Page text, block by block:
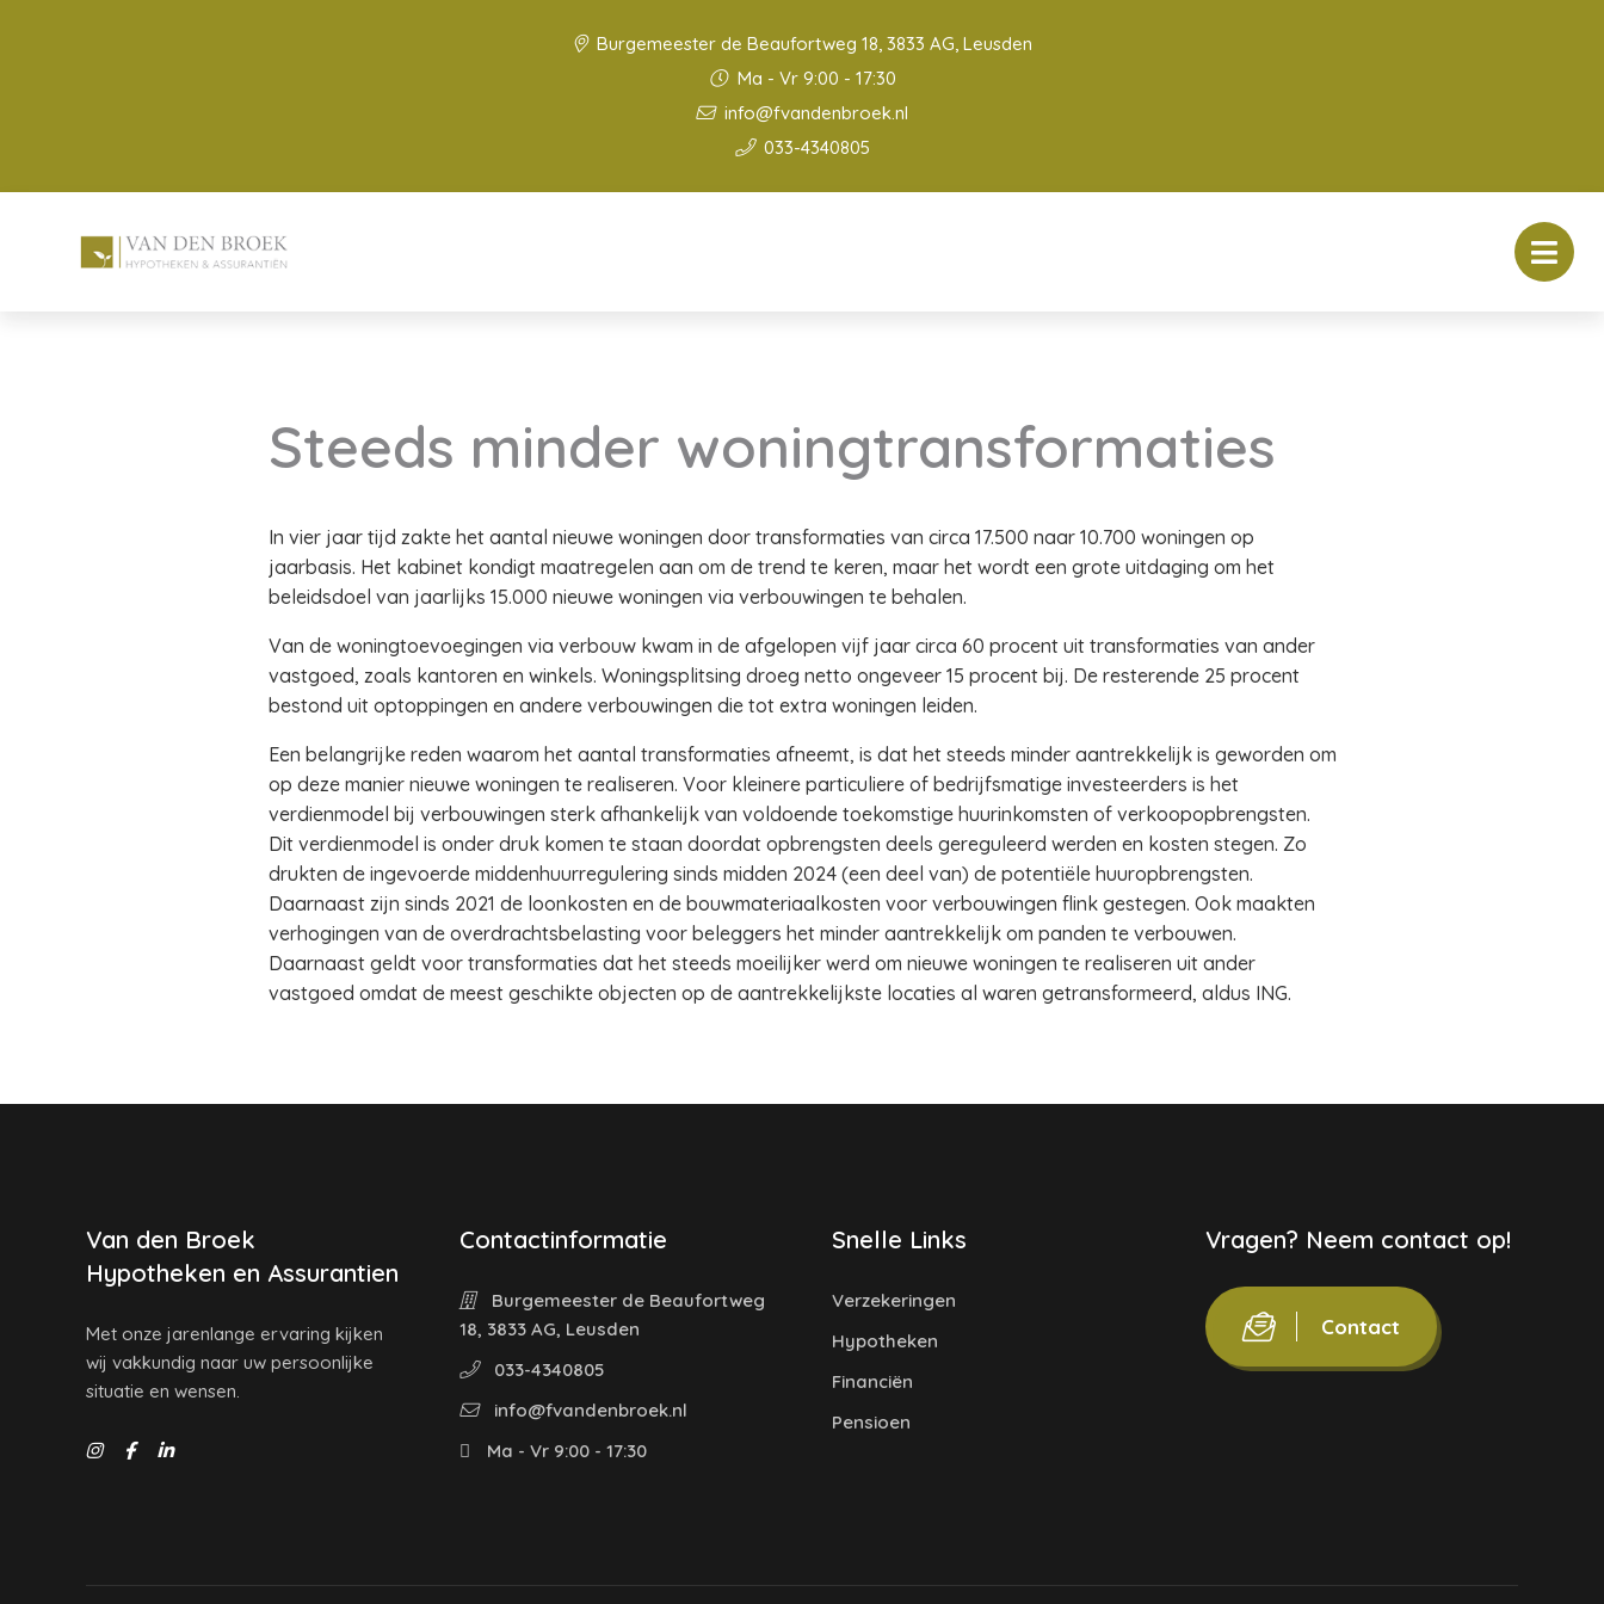
Burgemeester de Beaufortweg 18, 3833 AG, Leusden
Ma - Vr 9:00 - 17:30
info@fvandenbroek.nl
033-4340805
Steeds minder woningtransformaties
In vier jaar tijd zakte het aantal nieuwe woningen door transformaties van circa 17.500 naar 10.700 woningen op
jaarbasis. Het kabinet kondigt maatregelen aan om de trend te keren, maar het wordt een grote uitdaging om het
beleidsdoel van jaarlijks 15.000 nieuwe woningen via verbouwingen te behalen.
Van de woningtoevoegingen via verbouw kwam in de afgelopen vijf jaar circa 60 procent uit transformaties van ander
vastgoed, zoals kantoren en winkels. Woningsplitsing droeg netto ongeveer 15 procent bij. De resterende 25 procent
bestond uit optoppingen en andere verbouwingen die tot extra woningen leiden.
Een belangrijke reden waarom het aantal transformaties afneemt, is dat het steeds minder aantrekkelijk is geworden om
op deze manier nieuwe woningen te realiseren. Voor kleinere particuliere of bedrijfsmatige investeerders is het
verdienmodel bij verbouwingen sterk afhankelijk van voldoende toekomstige huurinkomsten of verkoopopbrengsten.
Dit verdienmodel is onder druk komen te staan doordat opbrengsten deels gereguleerd werden en kosten stegen. Zo
drukten de ingevoerde middenhuurregulering sinds midden 2024 (een deel van) de potentiële huuropbrengsten.
Daarnaast zijn sinds 2021 de loonkosten en de bouwmateriaalkosten voor verbouwingen flink gestegen. Ook maakten
verhogingen van de overdrachtsbelasting voor beleggers het minder aantrekkelijk om panden te verbouwen.
Daarnaast geldt voor transformaties dat het steeds moeilijker werd om nieuwe woningen te realiseren uit ander
vastgoed omdat de meest geschikte objecten op de aantrekkelijkste locaties al waren getransformeerd, aldus ING.
Van den Broek
Hypotheken en Assurantien
Met onze jarenlange ervaring kijken
wij vakkundig naar uw persoonlijke
situatie en wensen.
Contactinformatie
Burgemeester de Beaufortweg
18, 3833 AG, Leusden
033-4340805
info@fvandenbroek.nl
Ma - Vr 9:00 - 17:30
Snelle Links
Verzekeringen
Hypotheken
Financiën
Pensioen
Vragen? Neem contact op!
Contact